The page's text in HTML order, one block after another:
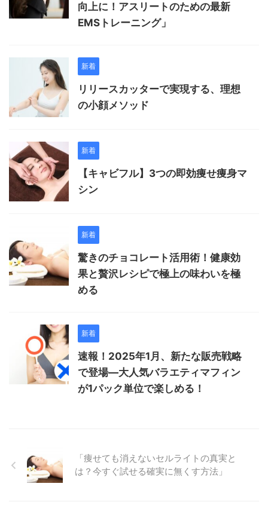
向上に！アスリートのための最新
EMSトレーニング」
新着
リリースカッターで実現する、理想
の小顔メソッド
新着
【キャビフル】3つの即効痩せ痩身マ
シン
新着
驚きのチョコレート活用術！健康効
果と贅沢レシピで極上の味わいを極
める
新着
速報！2025年1月、新たな販売戦略
で登場―大人気バラエティマフィン
が1パック単位で楽しめる！
「痩せても消えないセルライトの真実と
は？今すぐ試せる確実に無くす方法」